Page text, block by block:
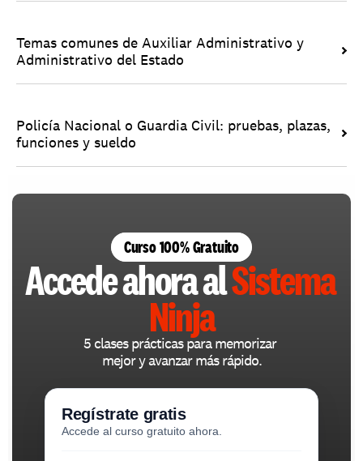
Temas comunes de Auxiliar Administrativo y
Administrativo del Estado
Policía Nacional o Guardia Civil: pruebas, plazas,
funciones y sueldo
Curso 100% Gratuito
Accede ahora al Sistema
Ninja
5 clases prácticas para memorizar
mejor y avanzar más rápido.
Regístrate gratis
Accede al curso gratuito ahora.